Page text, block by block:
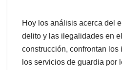
Hoy los análisis acerca del
delito y las ilegalidades en
construcción, confrontan los
los servicios de guardia por